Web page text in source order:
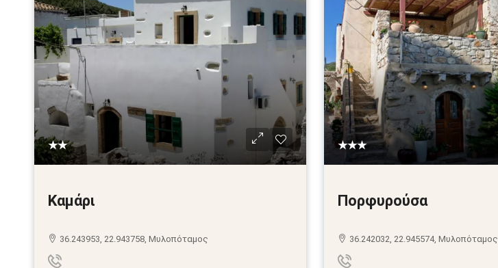
★★
Καμάρι
36.243953, 22.943758, Μυλοπόταμος
★★★
Πορφυρούσα
36.242032, 22.945574, Μυλοπόταμος